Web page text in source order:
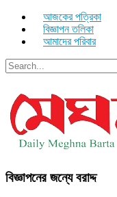
আজকের পত্রিকা
বিজ্ঞাপন তলিকা
আমাদের পরিবার
বিজ্ঞাপনের জন্যে বরাদ্দ